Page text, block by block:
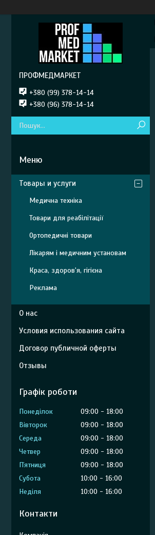
ПРОФМЕДМАРКЕТ
+380 (99) 378-14-14
+380 (96) 378-14-14
Товары и услуги
Медична техніка
Товари для реабілітації
Ортопедичні товари
Лікарям і медичним установам
Краса, здоров'я, гігієна
Реклама
О нас
Условия использования сайта
Договор публичной оферты
Отзывы
Графік роботи
Понеділок 09:00
18:00
Вівторок
09:00
18:00
Середа
09:00
18:00
Четвер
09:00
18:00
Пʼятниця
09:00
18:00
Субота
10:00
16:00
Неділя
10:00 16:00
Контакти